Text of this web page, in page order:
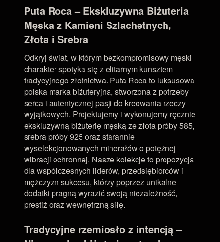
Puta Roca – Ekskluzywna Biżuteria
Męska z Kamieni Szlachetnych,
Złota i Srebra
Odkryj świat, w którym bezkompromisowy męski
charakter spotyka się z elitarnym kunsztem
tradycyjnego złotnictwa. Puta Roca to luksusowa
polska marka biżuteryjna, stworzona z potrzeby
serca i autentycznej pasji do kreowania rzeczy
wyjątkowych. Projektujemy i wykonujemy ręcznie
ekskluzywną biżuterię męską ze złota próby 585,
srebra próby 925 oraz starannie
wyselekcjonowanych minerałów o potężnej
wibracji ochronnej. Nasze kolekcje to propozycja
dla współczesnych liderów, przedsiębiorców i
mężczyzn sukcesu, którzy poprzez unikalne
dodatki pragną wyrazić swoją niezależność,
prestiż oraz wewnętrzną siłę.
Tradycyjne rzemiosło z intencją –